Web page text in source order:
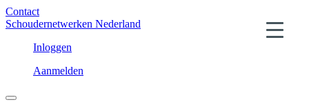
Contact
Schoudernetwerken Nederland
Inloggen
Aanmelden